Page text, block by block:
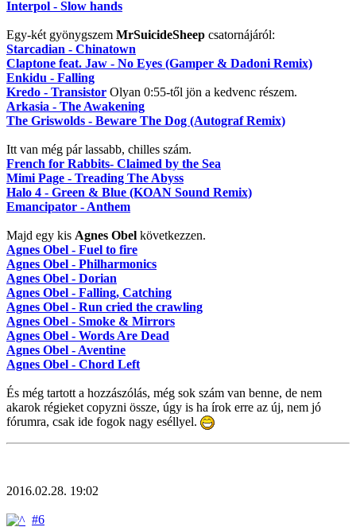
Interpol - Slow hands
Egy-két gyönygszem MrSuicideSheep csatornájáról:
Starcadian - Chinatown
Claptone feat. Jaw - No Eyes (Gamper & Dadoni Remix)
Enkidu - Falling
Kredo - Transistor Olyan 0:55-től jön a kedvenc részem.
Arkasia - The Awakening
The Griswolds - Beware The Dog (Autograf Remix)
Itt van még pár lassabb, chilles szám.
French for Rabbits- Claimed by the Sea
Mimi Page - Treading The Abyss
Halo 4 - Green & Blue (KOAN Sound Remix)
Emancipator - Anthem
Majd egy kis Agnes Obel következzen.
Agnes Obel - Fuel to fire
Agnes Obel - Philharmonics
Agnes Obel - Dorian
Agnes Obel - Falling, Catching
Agnes Obel - Run cried the crawling
Agnes Obel - Smoke & Mirrors
Agnes Obel - Words Are Dead
Agnes Obel - Aventine
Agnes Obel - Chord Left
És még tartott a hozzászólás, még sok szám van benne, de nem
akarok régieket copyzni össze, úgy is ha írok erre az új, nem jó
fórumra, csak ide fogok nagy eséllyel.
2016.02.28. 19:02
#6